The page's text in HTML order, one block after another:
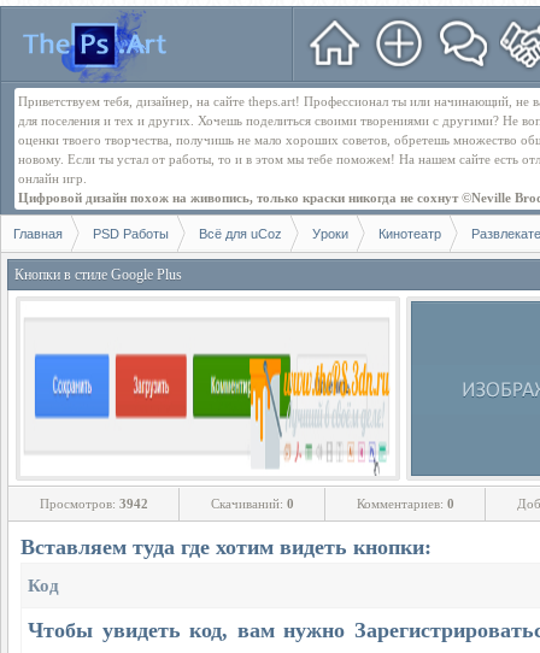
Приветствуем тебя, дизайнер, на сайте theps.art! Профессионал ты или начинающий,
для поселения и тех и других. Хочешь поделиться своими творениями с другими? Не
оценки твоего творчества, получишь не мало хороших советов, обретешь множество
новому. Если ты устал от работы, то и в этом мы тебе поможем! На нашем сайте есть
онлайн игр.
Цифровой дизайн похож на живопись, только краски никогда не сохнут ©Neville
Главная PSD Работы Всё для uCoz Уроки Кинотеатр
Кнопки в стиле Google Plus
Просмотров: 3942 Скачиваний: 0 Комментариев: 0
Вставляем туда где хотим видеть кнопки:
Код
Чтобы увидеть код, вам нужно